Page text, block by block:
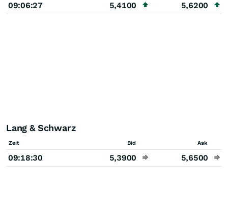
09:06:27 5,4100 5,6200
Lang & Schwarz
Zeit Bid Ask
09:18:30 5,3900 5,6500